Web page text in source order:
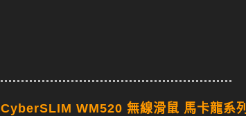
CyberSLIM WM520 無線滑鼠 馬卡龍系列